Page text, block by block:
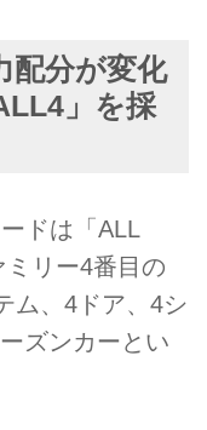
配分が変化
」を採
ドは「ALL
リー4番目の
ム、4ドア、4シ
ズンカーとい